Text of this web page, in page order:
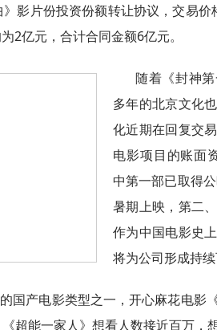
影片份投资份额转让协议，交易
2亿元，合计合同金额6亿元。
随着《封神
多年的北京文化
化近期在回复交
电影项目的账面
中第一部已取得
暑期上映，第二
作为中国电影史
将为公司形成持续
国产电影类型之一，开心麻花电影
超能一家人》想看人数接近百万，